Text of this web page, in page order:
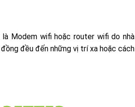
Modem wifi hoặc router wifi do nhà
đều đến những vị trí xa hoặc cách